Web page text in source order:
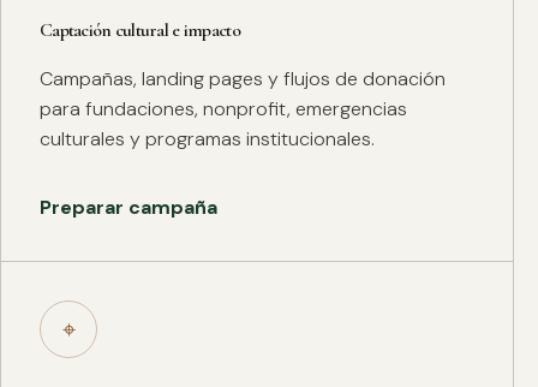
Captación cultural e impacto
Campañas, landing pages y flujos de donación
para fundaciones, nonprofit, emergencias
culturales y programas institucionales.
Preparar campaña
⌖